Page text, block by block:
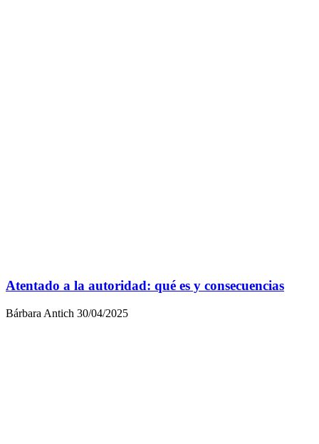
Atentado a la autoridad: qué es y consecuencias
Bárbara Antich 30/04/2025